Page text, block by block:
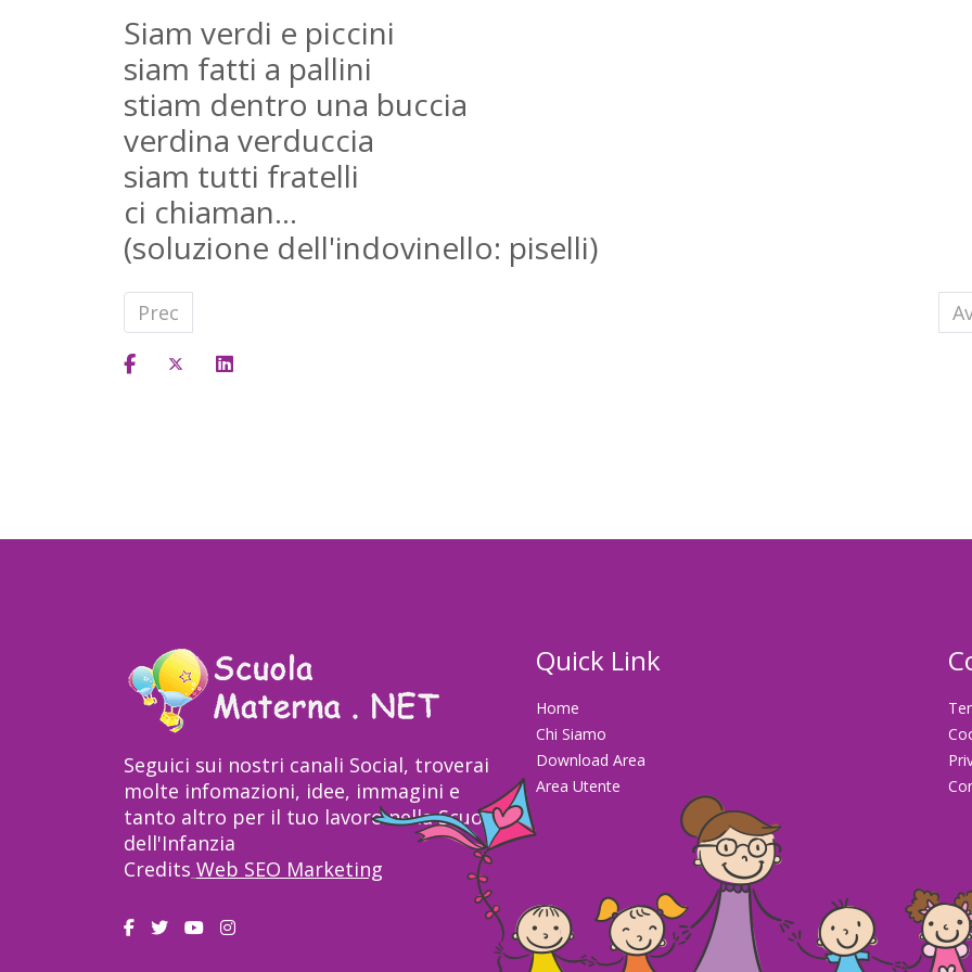
Siam verdi e piccini
siam fatti a pallini
stiam dentro una buccia
verdina verduccia
siam tutti fratelli
ci chiaman…
(soluzione dell'indovinello: piselli)
Articolo precedente: Castagna
Prec
Seguici sui nostri canali Social, troverai
molte infomazioni, idee, immagini e
tanto altro per il tuo lavoro nella Scuola
dell'Infanzia
Credits Web SEO Marketing
Quick Link
Home
Chi Siamo
Download Area
Area Utente